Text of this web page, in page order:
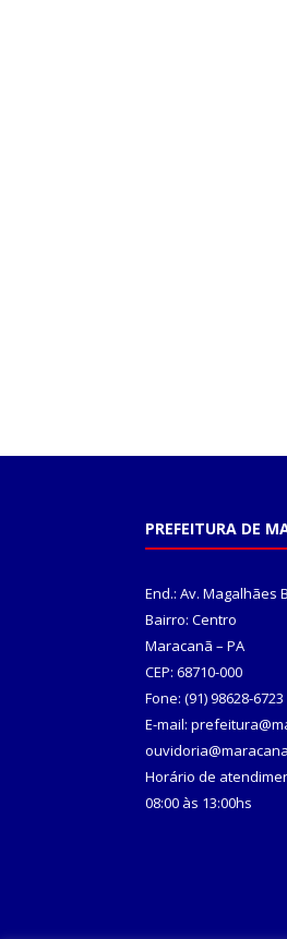
PREFEITURA DE
End.: Av. Magalhães
Bairro: Centro
Maracanã – PA
CEP: 68710-000
Fone: (91) 98628-6723
E-mail:
Horário de
08:00 às 13:00hs